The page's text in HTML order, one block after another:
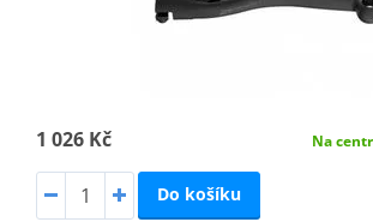
1 026 Kč Na
Do košíku